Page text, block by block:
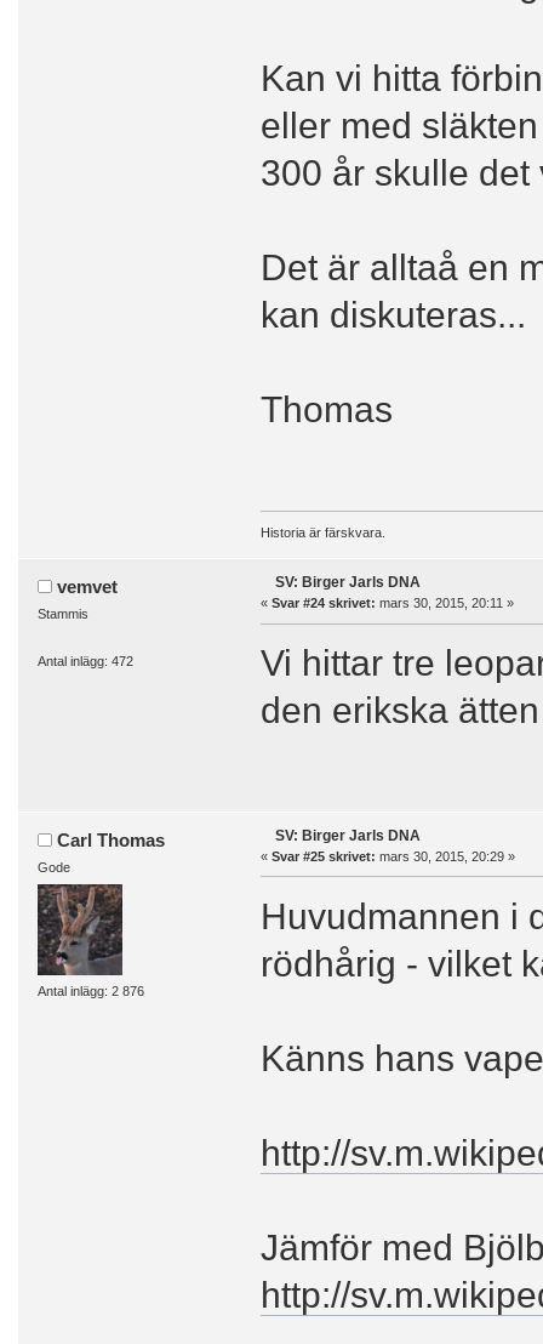
Kan vi hitta
eller med
300 år skulle det
Det är alltaå en
kan diskuteras...
Thomas
Historia är färskvara.
vemvet
Stammis
Antal inlägg: 472
SV: Birger Jarls DNA
« Svar #24 skrivet: mars 30, 2015, 20:11 »
Vi hittar tre
den erikska
Carl Thomas
Gode
Antal inlägg: 2 876
SV: Birger Jarls DNA
« Svar #25 skrivet: mars 30, 2015, 20:29 »
Huvudmannen i
rödhårig - vilket
Känns hans
http://
Jämför med
http://